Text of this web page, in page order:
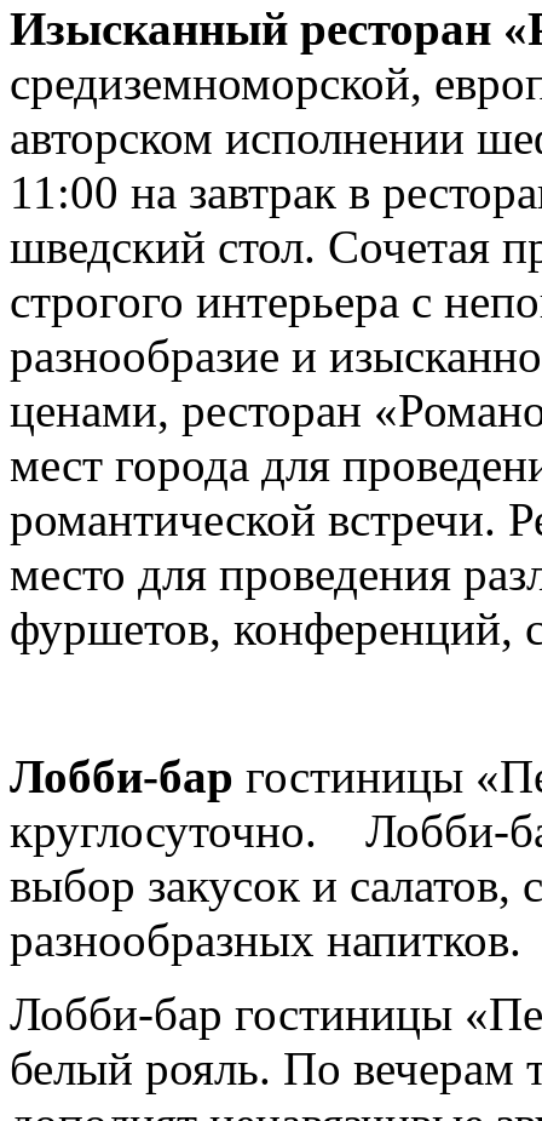
Изысканный ресторан
средиземноморской,
авторском исполнении
11:00 на завтрак в
шведский стол. Сочетая
строгого интерьера с
разнообразие и
ценами, ресторан
мест города для
романтической встречи.
место для проведения
фуршетов, конференций,
Лобби-бар гостиницы
круглосуточно. Лобби-
выбор закусок и салатов,
разнообразных напитков.
Лобби-бар гостиницы
белый рояль. По вечерам